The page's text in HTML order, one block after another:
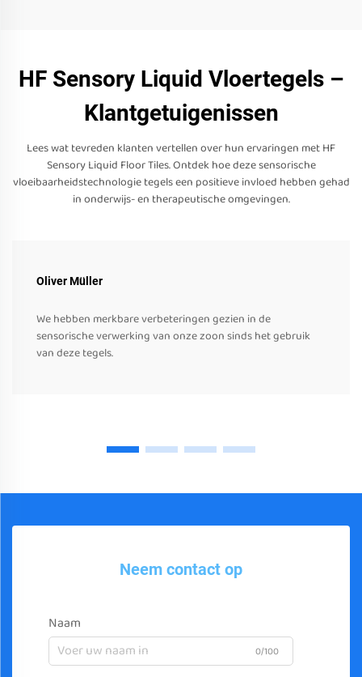
HF Sensory Liquid Vloertegels –
Klantgetuigenissen
Lees wat tevreden klanten vertellen over hun ervaringen met HF
Sensory Liquid Floor Tiles. Ontdek hoe deze sensorische
vloeibaarheidstechnologie tegels een positieve invloed hebben gehad
in onderwijs- en therapeutische omgevingen.
Oliver Müller
We hebben merkbare verbeteringen gezien in de
sensorische verwerking van onze zoon sinds het gebruik
van deze tegels.
Neem contact op
Naam
0/100